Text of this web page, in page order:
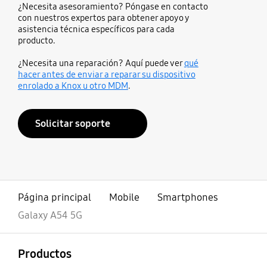
¿Necesita asesoramiento? Póngase en contacto
con nuestros expertos para obtener apoyo y
asistencia técnica específicos para cada
producto.
¿Necesita una reparación? Aquí puede verqué
hacer antes de enviar a reparar su dispositivo
enrolado a Knox u otro MDM.
Solicitar soporte
Página principal Mobile
Smartphones
Galaxy A54 5G
Productos